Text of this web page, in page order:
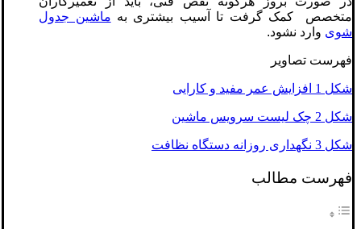
متخصص کمک گرفت تا آسیب بیشتری به ماشین جدول
شوی وارد نشود.
فهرست تصاویر
شکل 1 افزایش عمر مفید و کارایی
شکل 2 چک‌ لیست سرویس ماشین
شکل 3 نگهداری روزانه دستگاه نظافت
فهرست مطالب